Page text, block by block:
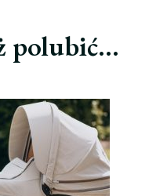
polubić…